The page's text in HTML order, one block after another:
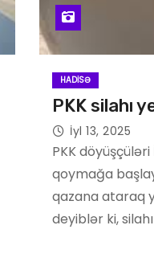
HADISƏ
PKK silahı
İyl 13, 2025
PKK döyüşçüləri
qoymağa
qazana ataraq
deyiblər ki,